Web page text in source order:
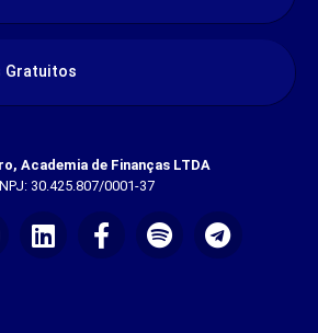
Gratuitos
Academia de Finanças LTDA
30.425.807/0001-37